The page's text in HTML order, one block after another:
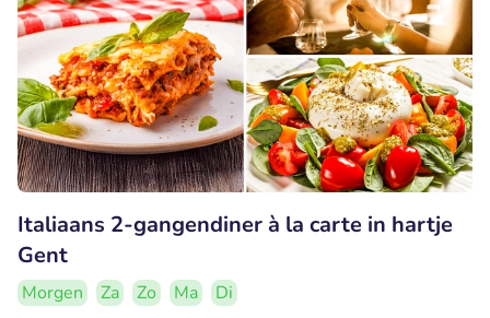
Italiaans 2-gangendiner à la carte in hartje
Gent
Morgen Za Zo Ma
Di